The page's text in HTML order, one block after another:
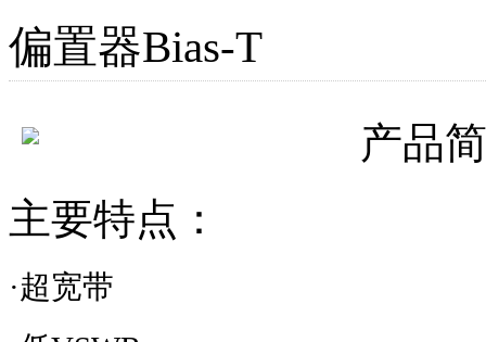
偏置器Bias-T
产品
主要特点：
·超宽带